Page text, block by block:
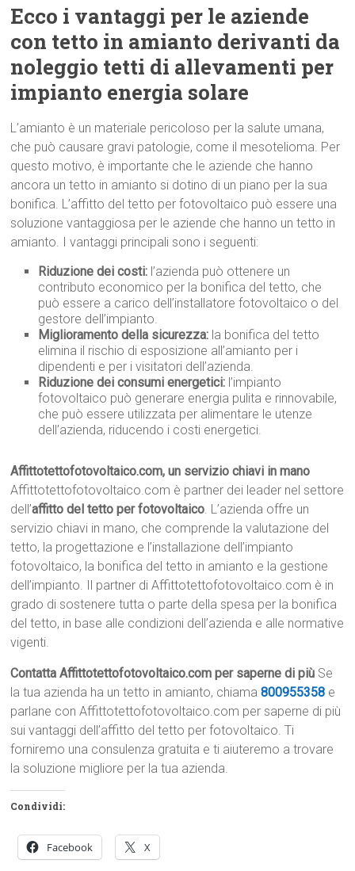
Ecco i vantaggi per le aziende
con tetto in amianto derivanti da
noleggio tetti di allevamenti per
impianto energia solare
L’amianto è un materiale pericoloso per la salute umana,
che può causare gravi patologie, come il mesotelioma. Per
questo motivo, è importante che le aziende che hanno
ancora un tetto in amianto si dotino di un piano per la sua
bonifica. L’affitto del tetto per fotovoltaico può essere una
soluzione vantaggiosa per le aziende che hanno un tetto in
amianto. I vantaggi principali sono i seguenti:
Riduzione dei costi: l’azienda può ottenere un
contributo economico per la bonifica del tetto, che
può essere a carico dell’installatore fotovoltaico o del
gestore dell’impianto.
Miglioramento della sicurezza: la bonifica del tetto
elimina il rischio di esposizione all’amianto per i
dipendenti e per i visitatori dell’azienda.
Riduzione dei consumi energetici: l’impianto
fotovoltaico può generare energia pulita e rinnovabile,
che può essere utilizzata per alimentare le utenze
dell’azienda, riducendo i costi energetici.
Affittotettofotovoltaico.com, un servizio chiavi in mano
Affittotettofotovoltaico.com è partner dei leader nel settore
dell’affitto del tetto per fotovoltaico. L’azienda offre un
servizio chiavi in mano, che comprende la valutazione del
tetto, la progettazione e l’installazione dell’impianto
fotovoltaico, la bonifica del tetto in amianto e la gestione
dell’impianto. Il partner di Affittotettofotovoltaico.com è in
grado di sostenere tutta o parte della spesa per la bonifica
del tetto, in base alle condizioni dell’azienda e alle normative
vigenti.
Contatta Affittotettofotovoltaico.com per saperne di più Se
la tua azienda ha un tetto in amianto, chiama800955358 e
parlane con Affittotettofotovoltaico.com per saperne di più
sui vantaggi dell’affitto del tetto per fotovoltaico. Ti
forniremo una consulenza gratuita e ti aiuteremo a trovare
la soluzione migliore per la tua azienda.
Condividi:
Facebook X